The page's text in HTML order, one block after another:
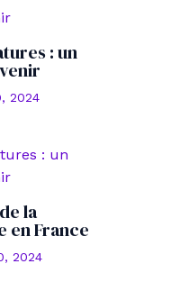
: un
2024
la
en France
2024